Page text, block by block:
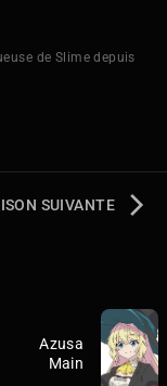
de Slime depuis
SUIVANTE
Azusa
Main